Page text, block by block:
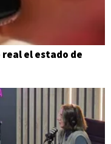
real el estado de